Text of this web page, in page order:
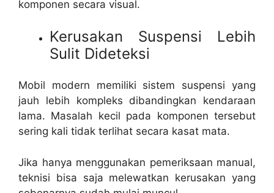
komponen secara visual.
Kerusakan Suspensi Lebih
Sulit Dideteksi
Mobil modern memiliki sistem suspensi yang
jauh lebih kompleks dibandingkan kendaraan
lama. Masalah kecil pada komponen tersebut
sering kali tidak terlihat secara kasat mata.
Jika hanya menggunakan pemeriksaan manual,
teknisi bisa saja melewatkan kerusakan yang